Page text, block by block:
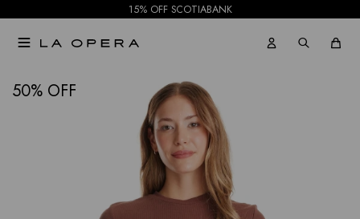
15% OFF SCOTIABANK

50 NOTIFICARME